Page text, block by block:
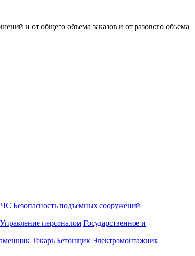
и от общего объема заказов и от разового объема
ЧС Безопасность подъемных сооружений
Управление персоналом Государственное и
Токарь Бетонщик Электромонтажник